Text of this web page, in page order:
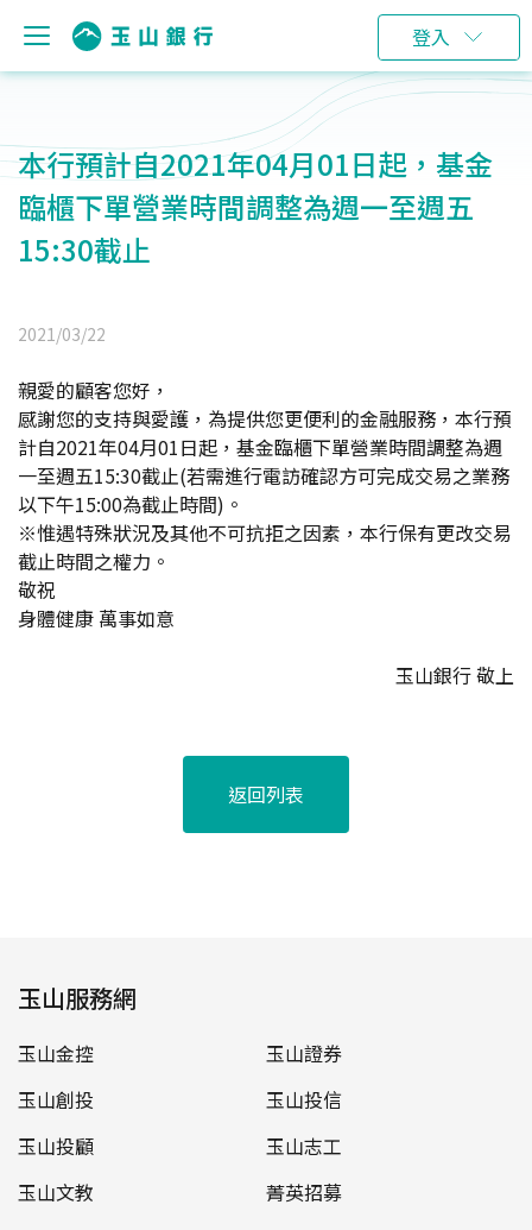
登入
本行預計自2021年04月01日起，基金
臨櫃下單營業時間調整為週一至週五
15:30截止
2021/03/22
親愛的顧客您好，
感謝您的支持與愛護，為提供您更便利的金融服務，本行預
計自2021年04月01日起，基金臨櫃下單營業時間調整為週
一至週五15:30截止(若需進行電訪確認方可完成交易之業務
以下午15:00為截止時間)。
※惟遇特殊狀況及其他不可抗拒之因素，本行保有更改交易
截止時間之權力。
敬祝
身體健康 萬事如意
玉山銀行 敬上
返回列表
玉山服務網
玉山金控
玉山證券
玉山創投
玉山投信
玉山投顧
玉山志工
玉山文教
菁英招募